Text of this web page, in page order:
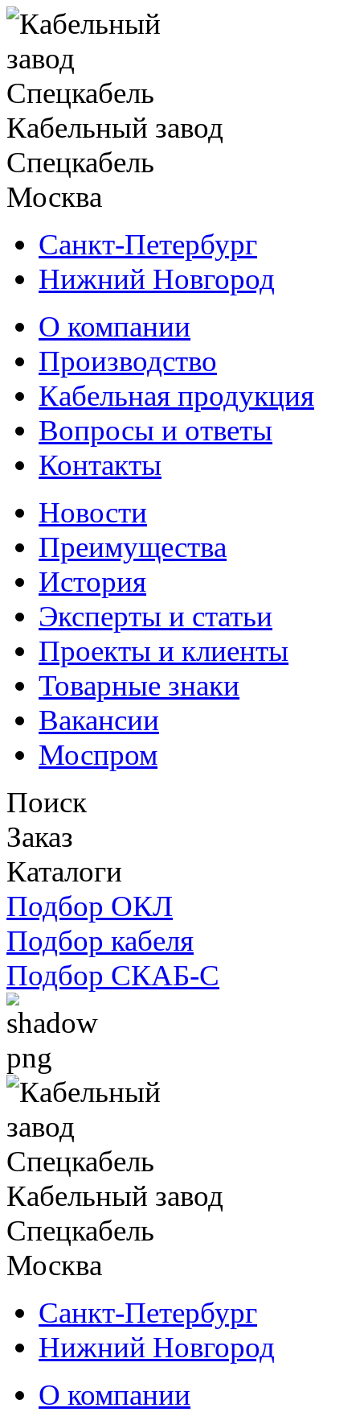
Кабельный завод
Спецкабель
Москва
Санкт-Петербург
Нижний Новгород
О компании
Производство
Кабельная продукция
Вопросы и ответы
Контакты
Новости
Преимущества
История
Эксперты и статьи
Проекты и клиенты
Товарные знаки
Вакансии
Моспром
Поиск
Заказ
Каталоги
Подбор ОКЛ
Подбор кабеля
Подбор СКАБ-С
Кабельный завод
Спецкабель
Москва
Санкт-Петербург
Нижний Новгород
О компании